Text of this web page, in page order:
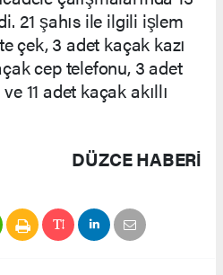
21 şahıs ile ilgili işlem
çek, 3 adet kaçak kazı
cep telefonu, 3 adet
11 adet kaçak akıllı
DÜZCE HABERİ